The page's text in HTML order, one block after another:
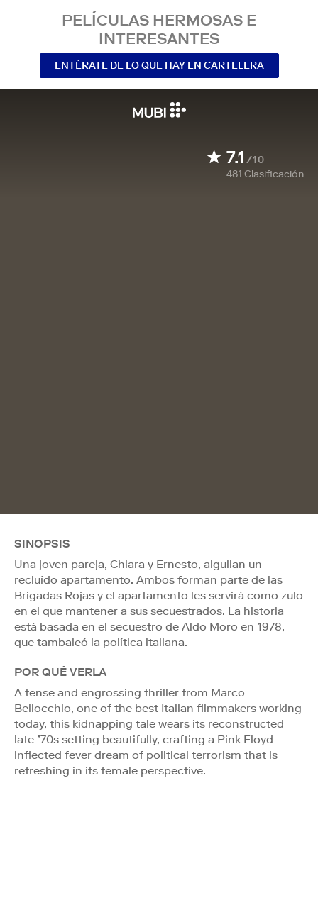
PELÍCULAS HERMOSAS E
INTERESANTES
ENTÉRATE DE LO QUE HAY EN CARTELERA
7.1 /10
481 Clasificación
SINOPSIS
Una joven pareja, Chiara y Ernesto, alguilan un
recluído apartamento. Ambos forman parte de las
Brigadas Rojas y el apartamento les servirá como zulo
en el que mantener a sus secuestrados. La historia
está basada en el secuestro de Aldo Moro en 1978,
que tambaleó la política italiana.
POR QUÉ VERLA
A tense and engrossing thriller from Marco
Bellocchio, one of the best Italian filmmakers working
today, this kidnapping tale wears its reconstructed
late-’70s setting beautifully, crafting a Pink Floyd-
inflected fever dream of political terrorism that is
refreshing in its female perspective.